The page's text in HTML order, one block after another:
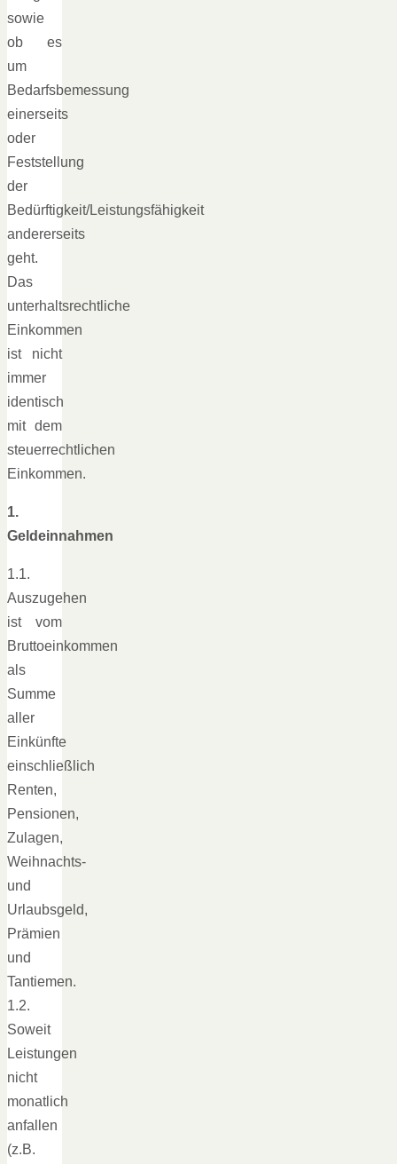
sowie
ob es
um
Bedarfsbemessung
einerseits
oder
Feststellung
der
Bedürftigkeit/Leistungsfähigkeit
andererseits
geht.
Das
unterhaltsrechtliche
Einkommen
ist nicht
immer
identisch
mit dem
steuerrechtlichen
Einkommen.
1.
Geldeinnahmen
1.1.
Auszugehen
ist vom
Bruttoeinkommen
als
Summe
aller
Einkünfte
einschließlich
Renten,
Pensionen,
Zulagen,
Weihnachts-
und
Urlaubsgeld,
Prämien
und
Tantiemen.
1.2.
Soweit
Leistungen
nicht
monatlich
anfallen
(z.B.